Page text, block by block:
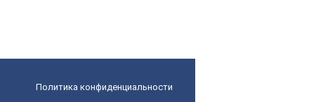
Политика конфиденциальности